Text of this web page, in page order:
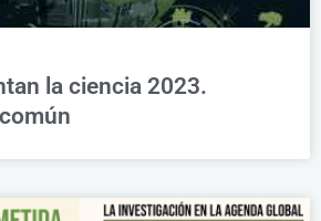
la ciencia 2023.